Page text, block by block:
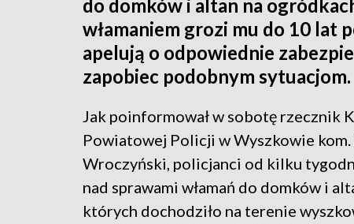
do domków i altan na
włamaniem grozi mu do 10 lat
apelują o odpowiednie
zapobiec podobnym sytuacjom.
Jak poinformował w sobotę rzecznik
Powiatowej Policji w Wyszkowie kom.
Wroczyński, policjanci od kilku
nad sprawami włamań do domków i
których dochodziło na terenie